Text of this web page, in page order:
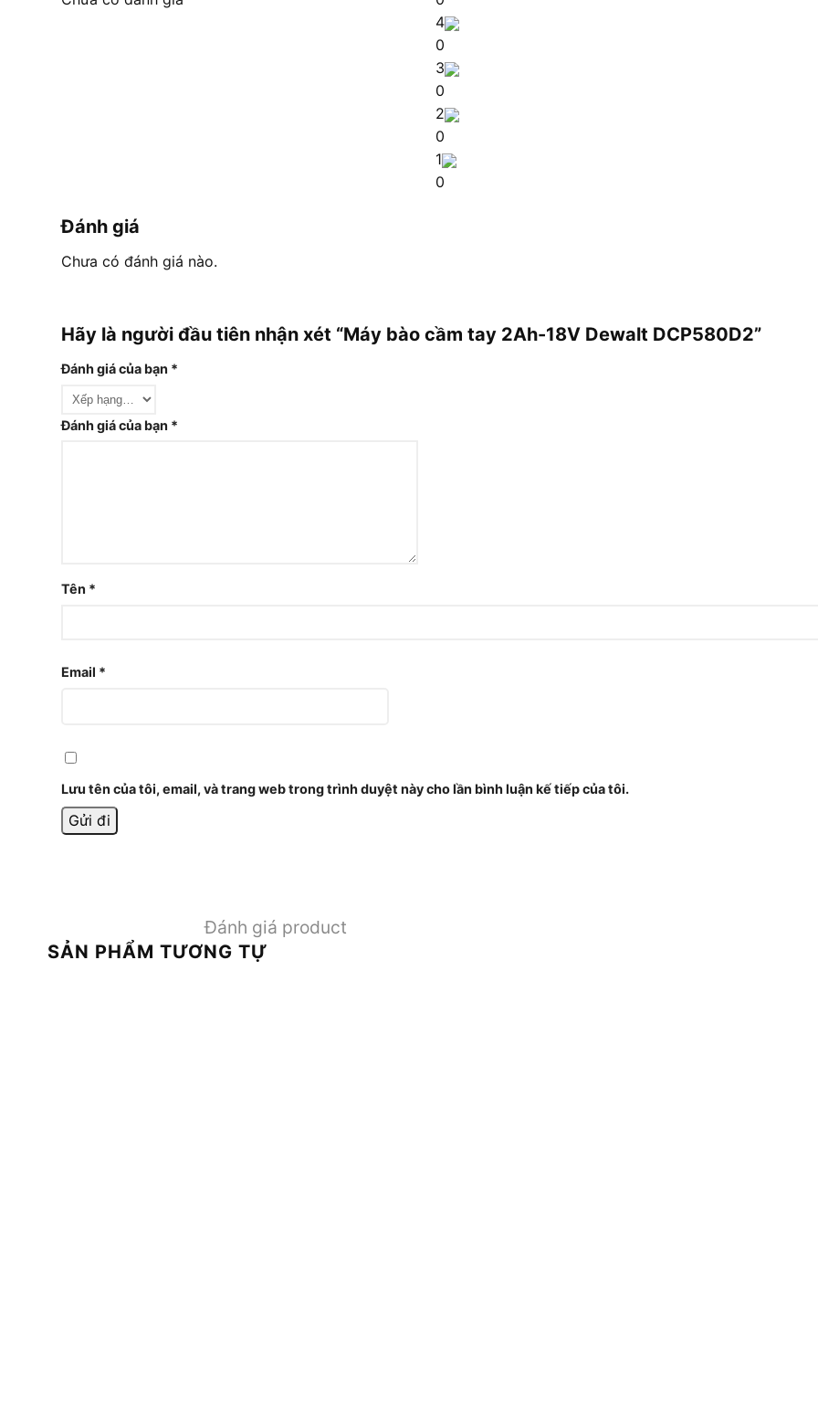
4
0
3
0
2
0
1
0
Đánh giá
Chưa có đánh giá nào.
Hãy là người đầu tiên nhận xét “Máy bào cầm tay 2Ah-18V Dewalt DCP580D2”
Đánh giá của bạn *
Đánh giá của bạn *
Tên *
Email *
Lưu tên của tôi, email, và trang web trong trình duyệt này cho lần bình luận kế tiếp của tôi.
Đánh giá product
SẢN PHẨM TƯƠNG TỰ